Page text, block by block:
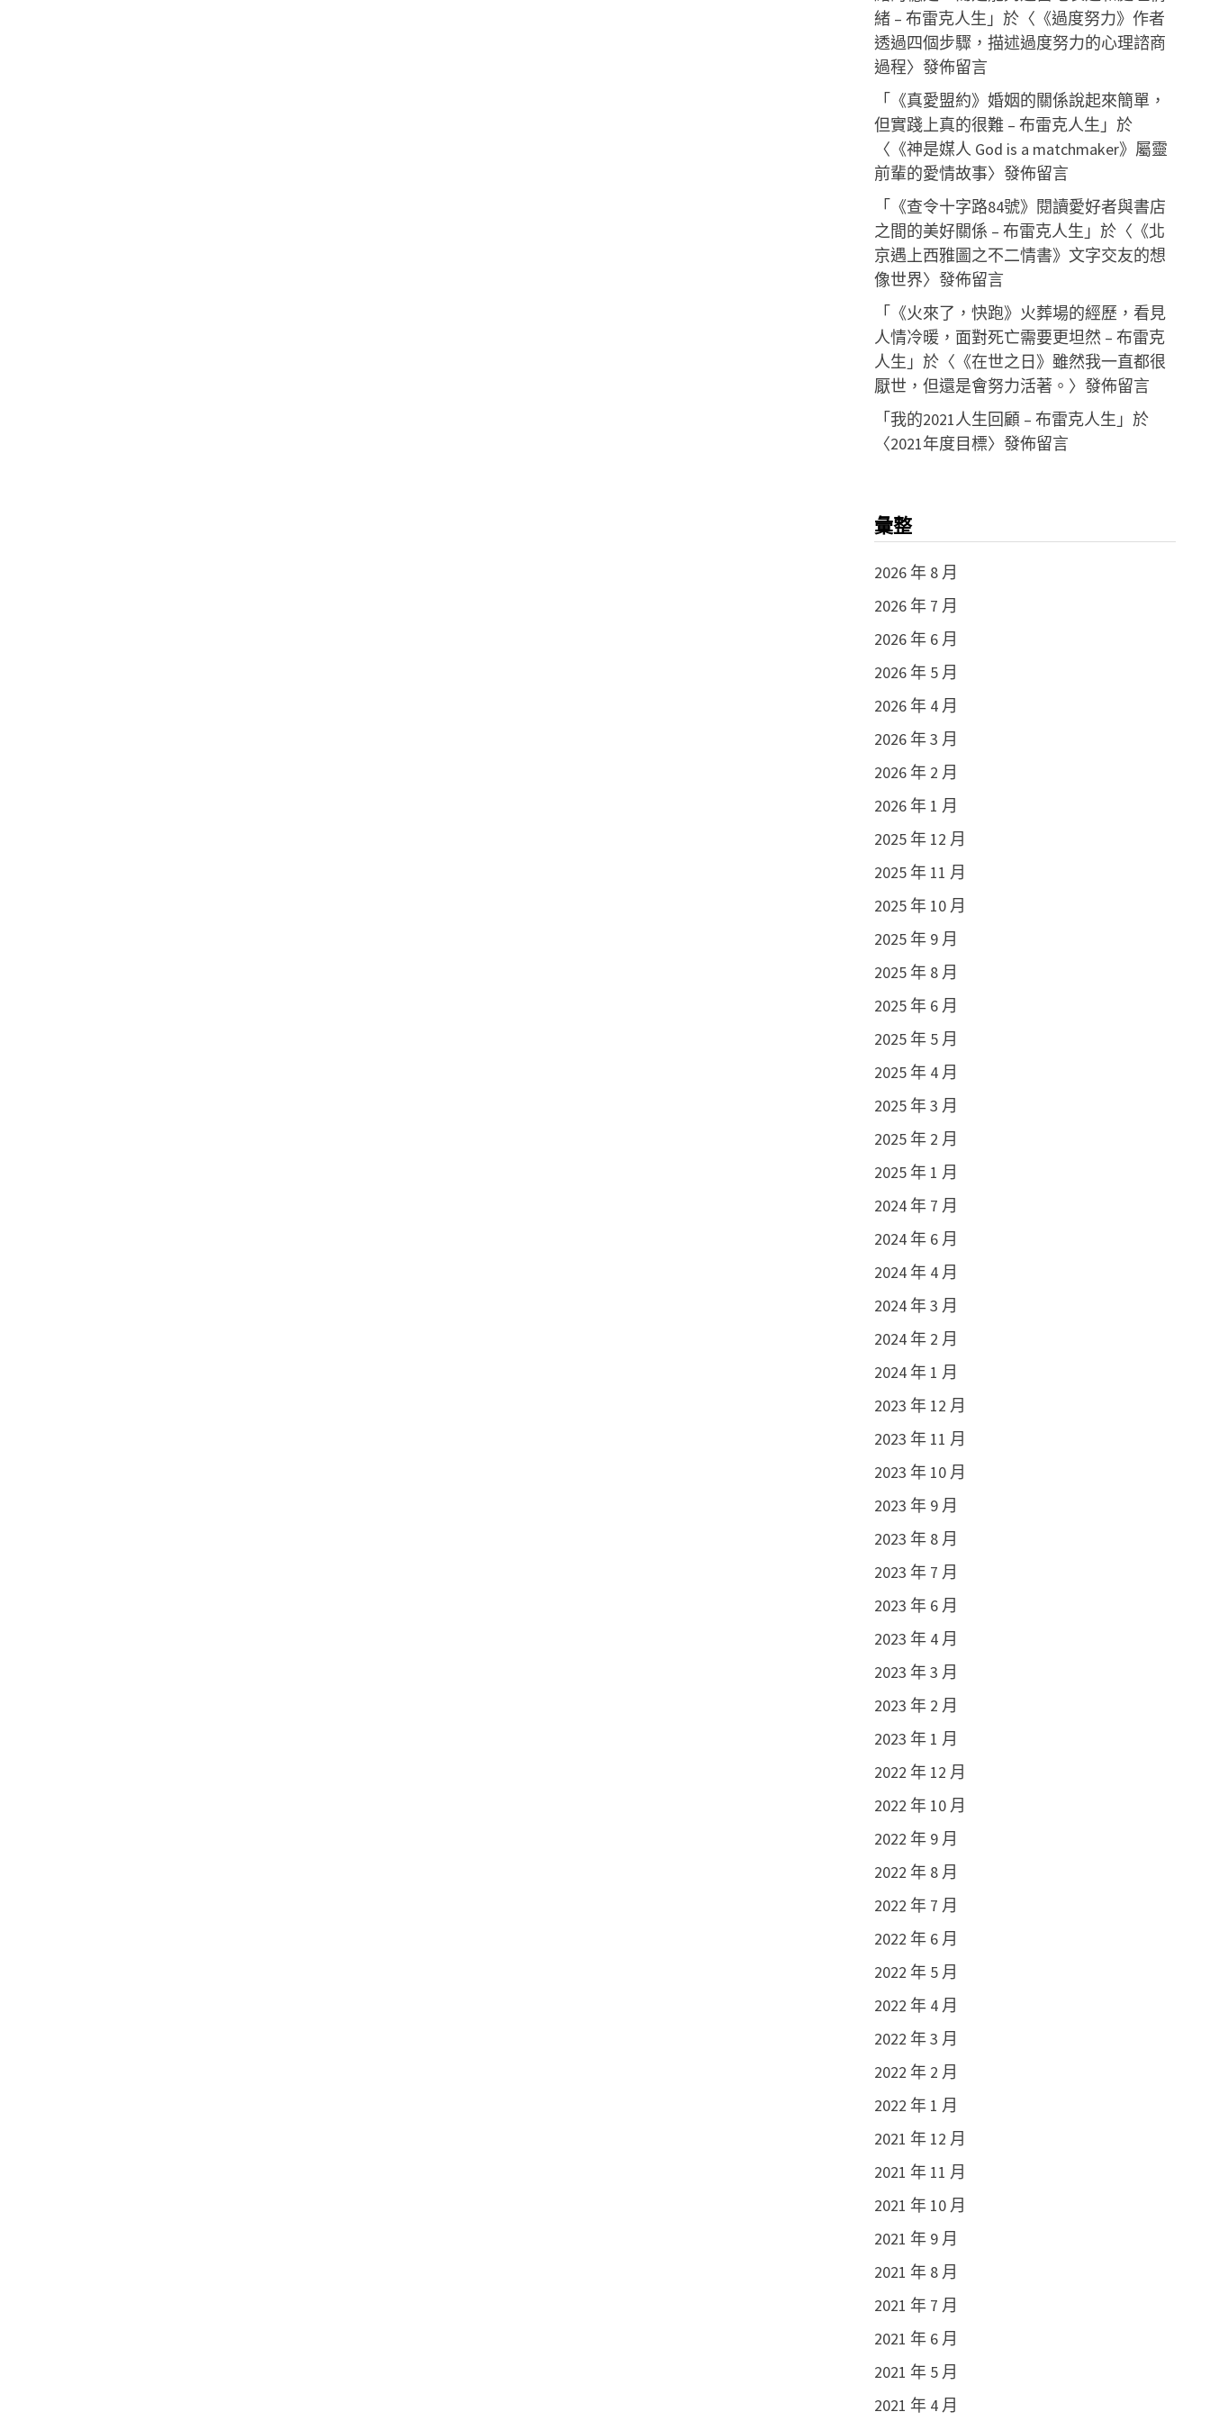
緒 – 布雷克人生 」於〈 《過度努力》作者
透過四個步驟，描述過度努力的心理諮商
過程〉發佈留言
「 《真愛盟約》婚姻的關係說起來簡單，
但實踐上真的很難 – 布雷克人生 」於
〈 《神是媒人 God is a matchmaker》屬靈
前輩的愛情故事〉發佈留言
「 《查令十字路84號》閱讀愛好者與書店
之間的美好關係 – 布雷克人生 」於〈 《北
京遇上西雅圖之不二情書》文字交友的想
像世界〉發佈留言
「 《火來了，快跑》火葬場的經歷，看見
人情冷暖，面對死亡需要更坦然 – 布雷克
人生 」於〈 《在世之日》雖然我一直都很
厭世，但還是會努力活著。 〉發佈留言
「我的2021人生回顧 – 布雷克人生 」於
〈2021年度目標〉發佈留言
彙整
2026 年 8 月
2026 年 7 月
2026 年 6 月
2026 年 5 月
2026 年 4 月
2026 年 3 月
2026 年 2 月
2026 年 1 月
2025 年 12 月
2025 年 11 月
2025 年 10 月
2025 年 9 月
2025 年 8 月
2025 年 6 月
2025 年 5 月
2025 年 4 月
2025 年 3 月
2025 年 2 月
2025 年 1 月
2024 年 7 月
2024 年 6 月
2024 年 4 月
2024 年 3 月
2024 年 2 月
2024 年 1 月
2023 年 12 月
2023 年 11 月
2023 年 10 月
2023 年 9 月
2023 年 8 月
2023 年 7 月
2023 年 6 月
2023 年 4 月
2023 年 3 月
2023 年 2 月
2023 年 1 月
2022 年 12 月
2022 年 10 月
2022 年 9 月
2022 年 8 月
2022 年 7 月
2022 年 6 月
2022 年 5 月
2022 年 4 月
2022 年 3 月
2022 年 2 月
2022 年 1 月
2021 年 12 月
2021 年 11 月
2021 年 10 月
2021 年 9 月
2021 年 8 月
2021 年 7 月
2021 年 6 月
2021 年 5 月
2021 年 4 月